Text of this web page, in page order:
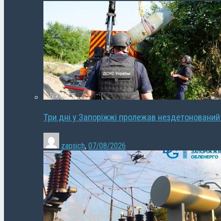
Три дні у Запоріжжі пролежав
zapsich, 07/08/2026